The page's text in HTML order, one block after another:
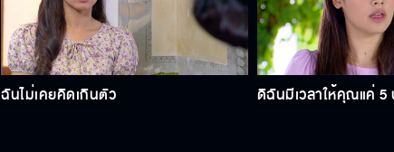
ฉันไม่เคยคิดเกินตัว ดิฉันมีเวลาให้คุณแค่ 5